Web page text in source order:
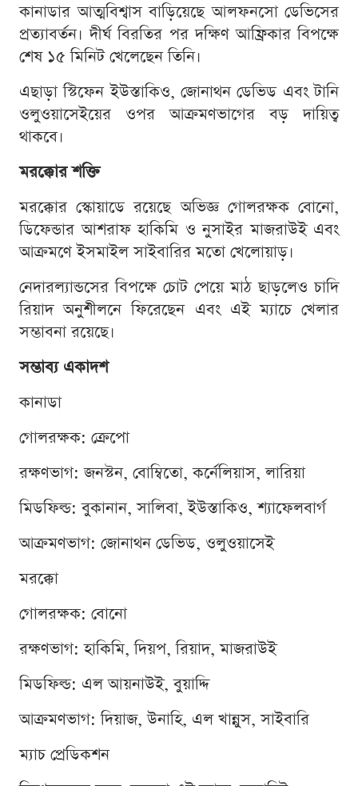
কানাডার আত্মবিশ্বাস বাড়িয়েছে আলফনসো ডেভিসের
প্রত্যাবর্তন। দীর্ঘ বিরতির পর দক্ষিণ আফ্রিকার বিপক্ষে
শেষ ১৫ মিনিট খেলেছেন তিনি।
এছাড়া স্টিফেন ইউস্তাকিও, জোনাথন ডেভিড এবং টানি
ওলুওয়াসেইয়ের ওপর আক্রমণভাগের বড় দায়িত্ব
থাকবে।
মরক্কোর শক্তি
মরক্কোর স্কোয়াডে রয়েছে অভিজ্ঞ গোলরক্ষক বোনো,
ডিফেন্ডার আশরাফ হাকিমি ও নুসাইর মাজরাউই এবং
আক্রমণে ইসমাইল সাইবারির মতো খেলোয়াড়।
নেদারল্যান্ডসের বিপক্ষে চোট পেয়ে মাঠ ছাড়লেও চাদি
রিয়াদ অনুশীলনে ফিরেছেন এবং এই ম্যাচে খেলার
সম্ভাবনা রয়েছে।
সম্ভাব্য একাদশ
কানাডা
গোলরক্ষক: ক্রেপো
রক্ষণভাগ: জনস্টন, বোম্বিতো, কর্নেলিয়াস, লারিয়া
মিডফিল্ড: বুকানান, সালিবা, ইউস্তাকিও, শ্যাফেলবার্গ
আক্রমণভাগ: জোনাথন ডেভিড, ওলুওয়াসেই
মরক্কো
গোলরক্ষক: বোনো
রক্ষণভাগ: হাকিমি, দিয়প, রিয়াদ, মাজরাউই
মিডফিল্ড: এল আয়নাউই, বুয়াদ্দি
আক্রমণভাগ: দিয়াজ, উনাহি, এল খান্নুস, সাইবারি
ম্যাচ প্রেডিকশন